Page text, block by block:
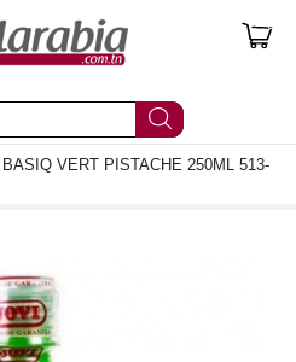
0
VERT PISTACHE 250ML 513-